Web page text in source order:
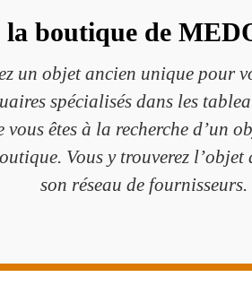
la boutique de
un objet ancien unique pour
spécialisés dans les
vous êtes à la recherche d’un
Vous y trouverez
son réseau de